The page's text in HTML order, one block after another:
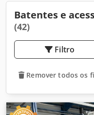
Batentes e
(42)
Filtro
Remover todos os